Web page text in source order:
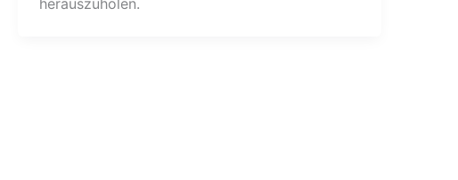
herauszuholen.